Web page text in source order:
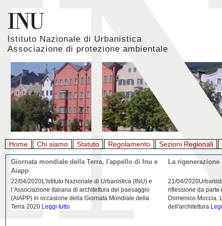
Istituto Nazionale di Urbanistica
Associazione di protezione ambientale
Home Chi siamo Statuto Regolamento Sezioni Regionali
Giornata mondiale della Terra, l'appello di Inu e
Aiapp
22/04/2020L'Istituto Nazionale di Urbanistica (INU) e
l’Associazione italiana di architettura del paesaggio
(AIAPP) in occasione della Giornata Mondiale della
Terra 2020 Leggi tutto
La
21/04/
riflessione da parte
Domenico Moccia.
dell'architettura